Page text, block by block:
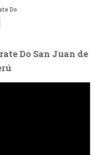
Do San Juan de